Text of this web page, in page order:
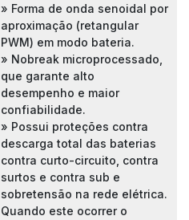
» Forma de onda senoidal por
aproximação (retangular
PWM) em modo bateria.
» Nobreak microprocessado,
que garante alto
desempenho e maior
confiabilidade.
» Possui proteções contra
descarga total das baterias
contra curto-circuito, contra
surtos e contra sub e
sobretensão na rede elétrica.
Quando este ocorrer o